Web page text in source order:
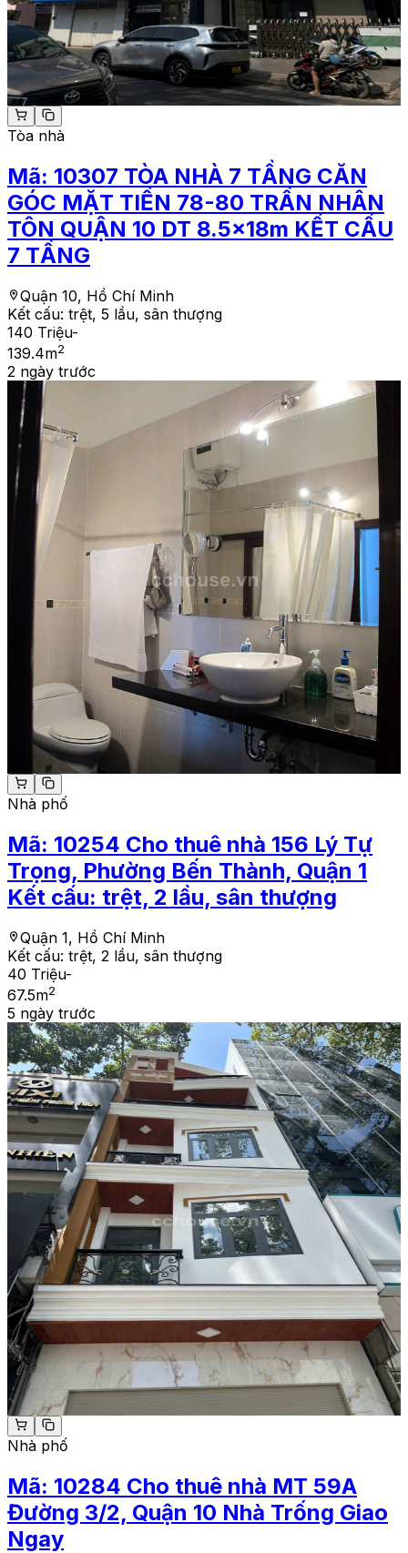
Tòa nhà
Mã: 10307 TÒA NHÀ 7 TẦNG CĂN
GÓC MẶT TIỀN 78-80 TRẦN NHÂN
TÔN QUẬN 10 DT 8.5x18m KẾT CẤU
7 TẦNG
Quận 10, Hồ Chí Minh
Kết cấu: trệt, 5 lầu, sân thượng
140 Triệu-
139.4m2
2 ngày trước
Nhà phố
Mã: 10254 Cho thuê nhà 156 Lý Tự
Trọng, Phường Bến Thành, Quận 1
Kết cấu: trệt, 2 lầu, sân thượng
Quận 1, Hồ Chí Minh
Kết cấu: trệt, 2 lầu, sân thượng
40 Triệu-
67.5m2
5 ngày trước
Nhà phố
Mã: 10284 Cho thuê nhà MT 59A
Đường 3/2, Quận 10 Nhà Trống Giao
Ngay